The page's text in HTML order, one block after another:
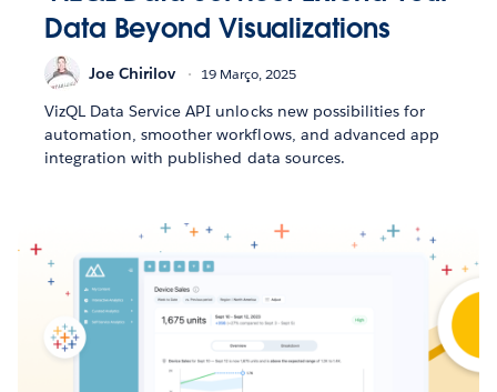
Data Beyond Visualizations
Joe Chirilov 19 Março, 2025
VizQL Data Service API unlocks new possibilities for
automation, smoother workflows, and advanced app
integration with published data sources.